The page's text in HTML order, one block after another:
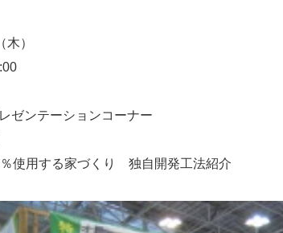
）
ゼンテーションコーナー
使用する家づくり 独自開発工法紹介